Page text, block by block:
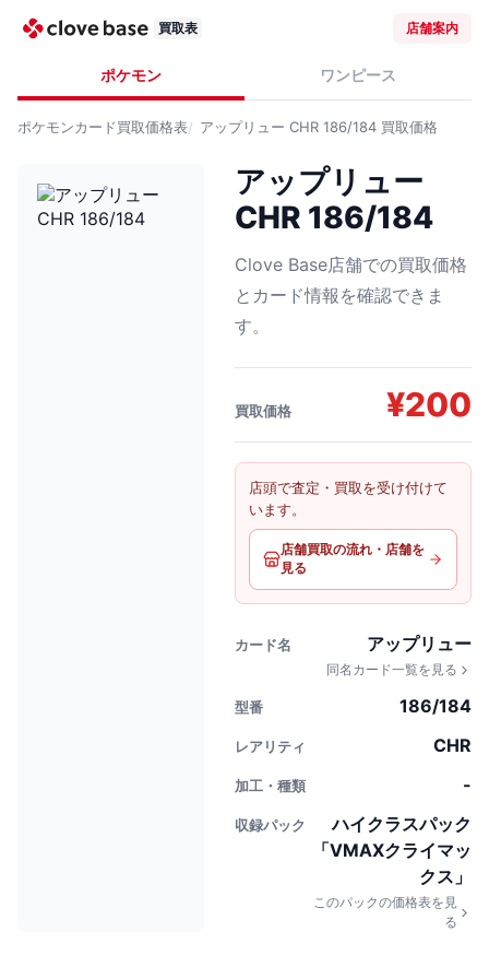
買取表 店舗案内
ポケモン ワンピース
ポケモンカード買取価格表 アップリュー CHR 186/184 買取価格
アップリュー
CHR 186/184
Clove Base店舗での買取価格
とカード情報を確認できま
す。
買取価格 ¥200
店頭で査定・買取を受け付けて
います。
店舗買取の流れ・店舗を
見る
カード名 アップリュー
同名カード一覧を見る
型番 186/184
レアリティ CHR
加工・種類 -
収録パック
ハイクラスパック
「VMAXクライマッ
クス」
このパックの価格表を見
る